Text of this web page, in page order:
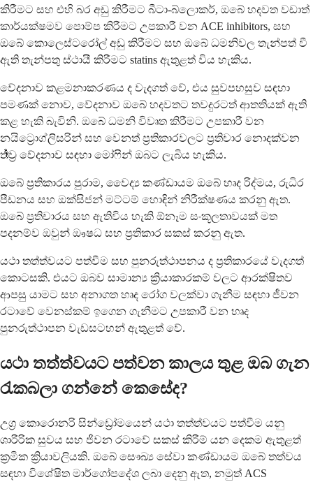
කිරීමට සහ එහි බර අඩු කිරීමට බීටා-බ්ලොකර්, ඔබේ හදවත වඩාත්
කාර්යක්ෂමව පොම්ප කිරීමට උපකාරී වන ACE inhibitors, සහ
ඔබේ කොලෙස්ටරෝල් අඩු කිරීමට සහ ඔබේ ධමනිවල තැන්පත් වී
ඇති තැන්පතු ස්ථායී කිරීමට statins ඇතුළත් විය හැකිය.
වේදනාව කළමනාකරණය ද වැදගත් වේ, එය සුවපහසුව සඳහා
පමණක් නොව, වේදනාව ඔබේ හදවතට තවදුරටත් ආතතියක් ඇති
කළ හැකි බැවිනි. ඔබේ ධමනි විවෘත කිරීමට උපකාරී වන
නයිට්‍රොග්ලිසරින් සහ වෙනත් ප්‍රතිකාරවලට ප්‍රතිචාර නොදක්වන
තೀව්‍ර වේදනාව සඳහා මෝෆින් ඔබට ලැබිය හැකිය.
ඔබේ ප්‍රතිකාරය පුරාම, වෛද්‍ය කණ්ඩායම ඔබේ හෘද රිද්මය, රුධිර
පීඩනය සහ ඔක්සිජන් මට්ටම් හොඳින් නිරීක්ෂණය කරනු ඇත.
ඔබේ ප්‍රතිචාරය සහ ඇතිවිය හැකි ඕනෑම සංකූලතාවයක් මත
පදනම්ව ඔවුන් ඖෂධ සහ ප්‍රතිකාර සකස් කරනු ඇත.
යථා තත්ත්වයට පත්වීම සහ පුනරුත්ථාපනය ද ප්‍රතිකාරයේ වැදගත්
කොටසකි. එයට ඔබව සාමාන්‍ය ක්‍රියාකාරකම් වලට ආරක්ෂිතව
ආපසු යාමට සහ අනාගත හෘද රෝග වලක්වා ගැනීම සඳහා ජීවන
රටාවේ වෙනස්කම් ඉගෙන ගැනීමට උපකාරී වන හෘද
පුනරුත්ථාපන වැඩසටහන් ඇතුළත් වේ.
යථා තත්ත්වයට පත්වන කාලය තුළ ඔබ ගැන
රැකබලා ගන්නේ කෙසේද?
උග්‍ර කොරොනරි සින්ඩ්‍රෝමයෙන් යථා තත්ත්වයට පත්වීම යනු
ශාරීරික සුවය සහ ජීවන රටාවේ සකස් කිරීම් යන දෙකම ඇතුළත්
ක්‍රමික ක්‍රියාවලියකි. ඔබේ සෞඛ්‍ය සේවා කණ්ඩායම ඔබේ තත්වය
සඳහා විශේෂිත මාර්ගෝපදේශ ලබා දෙනු ඇත, නමුත් ACS